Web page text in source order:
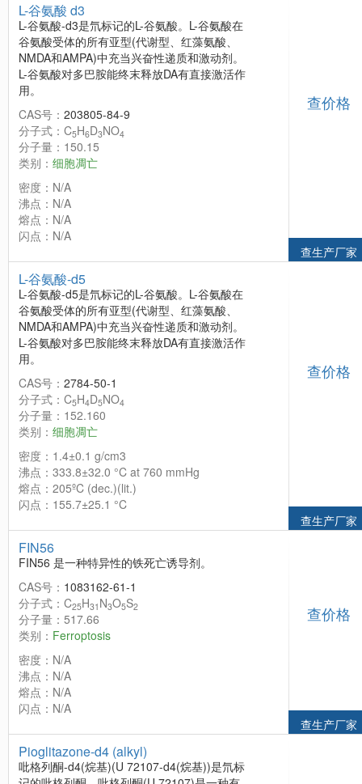
L-谷氨酸 d3
L-谷氨酸-d3是氘标记的L-谷氨酸。L-谷氨酸在
谷氨酸受体的所有亚型(代谢型、红藻氨酸、
NMDA和AMPA)中充当兴奋性递质和激动剂。
L-谷氨酸对多巴胺能终末释放DA有直接激活作
用。
CAS号： 203805-84-9
分子式：C5H6D3NO4
分子量：150.15
类别： 细胞凋亡
密度：N/A
沸点：N/A
熔点：N/A
闪点：N/A
查价格
查生产厂家
L-谷氨酸-d5
L-谷氨酸-d5是氘标记的L-谷氨酸。L-谷氨酸在
谷氨酸受体的所有亚型(代谢型、红藻氨酸、
NMDA和AMPA)中充当兴奋性递质和激动剂。
L-谷氨酸对多巴胺能终末释放DA有直接激活作
用。
CAS号： 2784-50-1
分子式：C5H4D5NO4
分子量：152.160
类别： 细胞凋亡
密度：1.4±0.1 g/cm3
沸点：333.8±32.0 °C at 760 mmHg
熔点：205ºC (dec.)(lit.)
闪点：155.7±25.1 °C
查价格
查生产厂家
FIN56
FIN56 是一种特异性的铁死亡诱导剂。
CAS号： 1083162-61-1
分子式：C25H31 N3O5S2
分子量：517.66
类别： Ferroptosis
密度：N/A
沸点：N/A
熔点：N/A
闪点：N/A
查价格
查生产厂家
Pioglitazone-d4 (alkyl)
吡格列酮-d4(烷基)(U 72107-d4(烷基))是氘标